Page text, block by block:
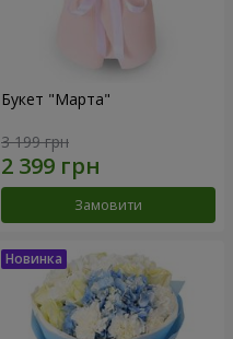
Букет "Марта"
3 199 грн
Замовити